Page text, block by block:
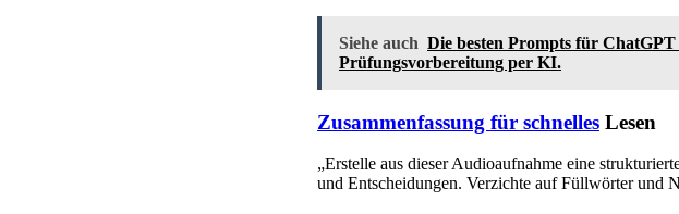
Siehe auch Die besten Prompts für
Prüfungsvorbereitung per KI.
Zusammenfassung für schnelles Lesen
„Erstelle aus dieser Audioaufnahme eine
und Entscheidungen. Verzichte auf Füllwörter und